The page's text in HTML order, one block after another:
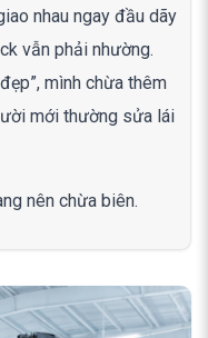
nhau ngay đầu dãy
vẫn phải nhường.
mình chừa thêm
mới thường sửa lái
nên chừa biên.